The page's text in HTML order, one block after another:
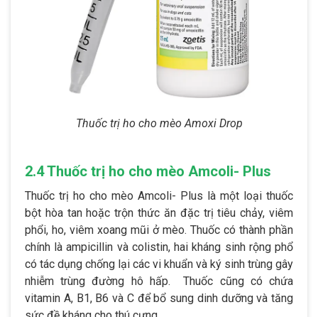
Thuốc trị ho cho mèo Amoxi Drop
2.4 Thuốc trị ho cho mèo Amcoli- Plus
Thuốc trị ho cho mèo Amcoli- Plus là một loại thuốc
bột hòa tan hoặc trộn thức ăn đặc trị tiêu chảy, viêm
phổi, ho, viêm xoang mũi ở mèo. Thuốc có thành phần
chính là ampicillin và colistin, hai kháng sinh rộng phổ
có tác dụng chống lại các vi khuẩn và ký sinh trùng gây
nhiễm trùng đường hô hấp. Thuốc cũng có chứa
vitamin A, B1, B6 và C để bổ sung dinh dưỡng và tăng